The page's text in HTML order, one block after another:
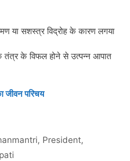
या सशस्त्र विद्रोह के कारण लगया
तंत्र के विफल होने से उत्पन्न आपात
जीवन परिचय
, President,